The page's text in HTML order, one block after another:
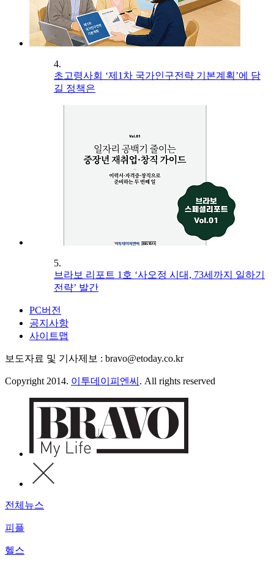
4.
초고령사회 ‘제1차 국가인구전략 기본계획’에 담
길 정책은
5.
브라보 리포트 1호 ‘사오정 시대, 73세까지 일하기
전략’ 발간
PC버전
공지사항
사이트맵
보도자료 및 기사제보 : bravo@etoday.co.kr
Copyright 2014. 이투데이피엔씨 . All rights reserved
전체뉴스
피플
헬스